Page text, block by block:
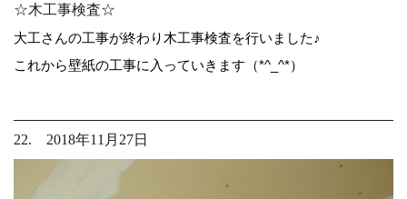
☆木工事検査☆
大工さんの工事が終わり木工事検査を行いました♪
これから壁紙の工事に入っていきます（*^_^*）
22. 2018年11月27日